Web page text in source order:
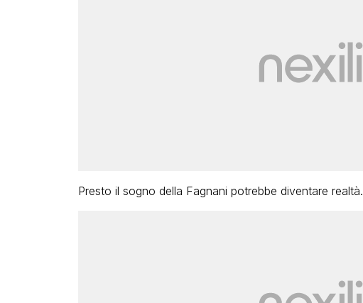
Presto il sogno della Fagnani potrebbe diventare realtà.